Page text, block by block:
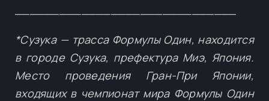
*Сузука — трасса Формулы Один, находится
в городе Сузука, префектура Миэ, Япония.
Место проведения Гран-При Японии,
входящих в чемпионат мира Формулы Один